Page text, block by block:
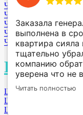
Челябинск
Чебоксары
Чита
Череповец
Черкеск
Щ
Щёкино
Щёлково МО
Шахты
Заказала
выполнена в
квартира сияла
тщательно
компанию
уверена что не
за работу Vip-
Читать полностью